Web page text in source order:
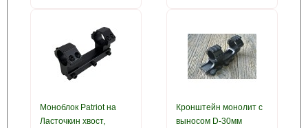
Моноблок Patriot на
Ласточкин хвост,
Кронштейн монолит с
выносом D-30мм